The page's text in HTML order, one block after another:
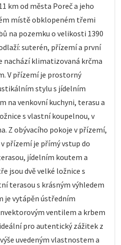
km od města Poreč a jeho
místě obklopeném třemi
na pozemku o velikosti 1390
suterén, přízemí a první
nachází klimatizovaná krčma
V přízemí je prostorný
stylu s jídelním
na venkovní kuchyni, terasu a
s vlastní koupelnou, v
Z obývacího pokoje v přízemí,
přízemí je přímý vstup do
jídelním koutem a
jsou dvě velké ložnice s
terasou s krásným výhledem
je vytápěn ústředním
ventilem a krbem
pro autentický zážitek z
uvedeným vlastnostem a